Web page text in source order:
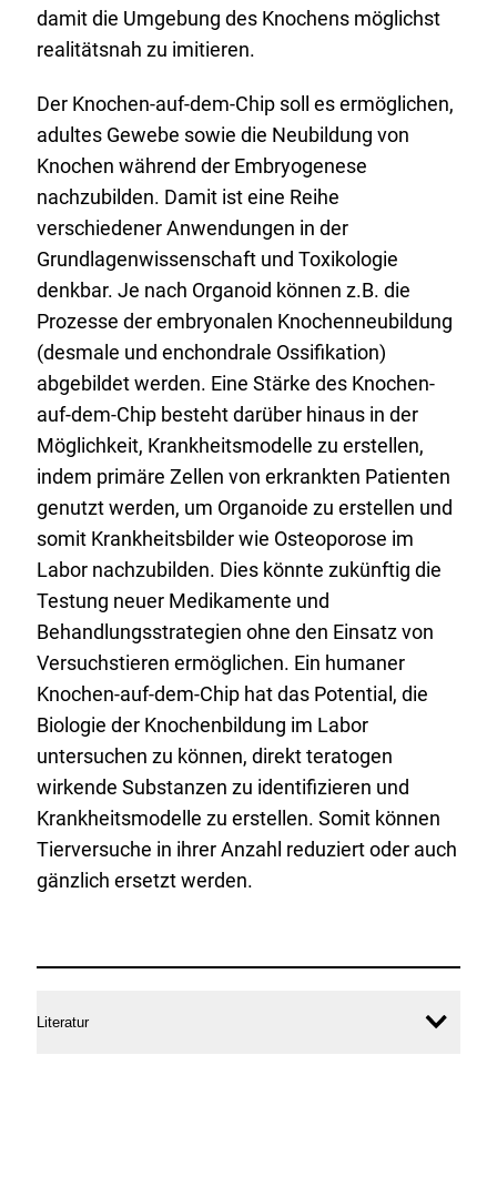
damit die Umgebung des Knochens möglichst
realitätsnah zu imitieren.
Der Knochen-auf-dem-Chip soll es ermöglichen,
adultes Gewebe sowie die Neubildung von
Knochen während der Embryogenese
nachzubilden. Damit ist eine Reihe
verschiedener Anwendungen in der
Grundlagenwissenschaft und Toxikologie
denkbar. Je nach Organoid können z.B. die
Prozesse der embryonalen Knochenneubildung
(desmale und enchondrale Ossifikation)
abgebildet werden. Eine Stärke des Knochen-
auf-dem-Chip besteht darüber hinaus in der
Möglichkeit, Krankheitsmodelle zu erstellen,
indem primäre Zellen von erkrankten Patienten
genutzt werden, um Organoide zu erstellen und
somit Krankheitsbilder wie Osteoporose im
Labor nachzubilden. Dies könnte zukünftig die
Testung neuer Medikamente und
Behandlungsstrategien ohne den Einsatz von
Versuchstieren ermöglichen. Ein humaner
Knochen-auf-dem-Chip hat das Potential, die
Biologie der Knochenbildung im Labor
untersuchen zu können, direkt teratogen
wirkende Substanzen zu identifizieren und
Krankheitsmodelle zu erstellen. Somit können
Tierversuche in ihrer Anzahl reduziert oder auch
gänzlich ersetzt werden.
Weiterführende
Informationen
Literatur